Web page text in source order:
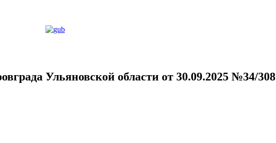
Ульяновской области от 30.09.2025 №34/308